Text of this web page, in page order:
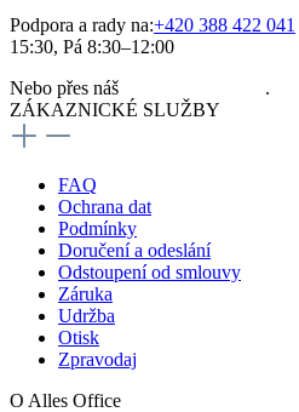
Podpora a rady na:+420 388 422 041
15:30, Pá 8:30–12:00
Nebo přes náš
.
ZÁKAZNICKÉ SLUŽBY
FAQ
Ochrana dat
Podmínky
Doručení a odeslání
Odstoupení od smlouvy
Záruka
Udržba
Otisk
Zpravodaj
O Alles Office